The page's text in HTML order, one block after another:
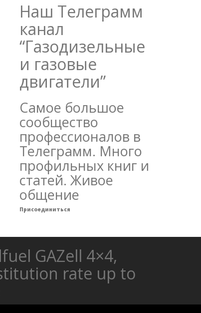
Наш Телеграмм
канал
“Газодизельные
и газовые
двигатели”
Самое большое
сообщество
профессионалов в
Телеграмм. Много
профильных книг и
статей. Живое
общение
Присоединиться
GAZell 4×4,
rate up to